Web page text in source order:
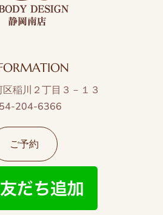
稲川２丁目３－１３
204-6366
ご予約